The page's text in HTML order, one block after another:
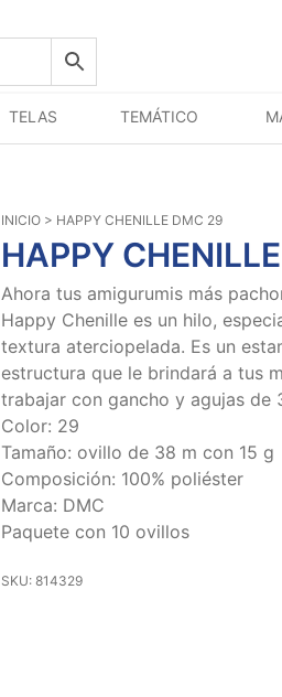
TELAS TEMÁTICO
INICIO > HAPPY CHENILLE DMC 29
HAPPY
Ahora tus amigurumis más
Happy Chenille es un hilo,
textura aterciopelada. Es un
estructura que le brindará a tus
trabajar con gancho y agujas de
Color: 29
Tamaño: ovillo de 38 m con 15 g
Composición: 100% poliéster
Marca: DMC
Paquete con 10 ovillos
SKU: 814329